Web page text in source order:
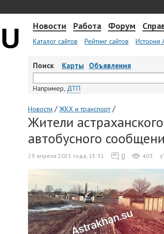
Новости Работа Форум
Каталог сайтов Рейтинг сайтов История
Поиск Карты Объявления
Например, ДТП
Новости / ЖКХ и транспорт/
Жители
автобусного
29 апреля 2025 года, 15:31 0 403